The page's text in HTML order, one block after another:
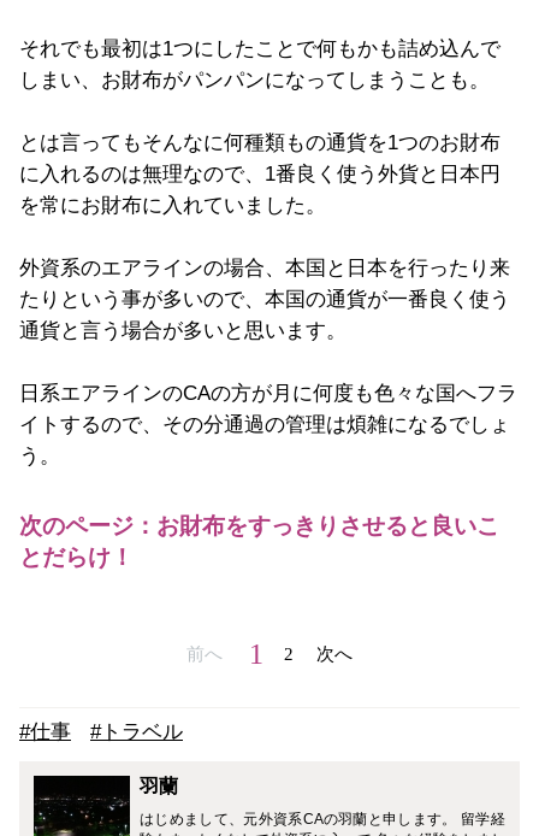
それでも最初は1つにしたことで何もかも詰め込んで
しまい、お財布がパンパンになってしまうことも。
とは言ってもそんなに何種類もの通貨を1つのお財布
に入れるのは無理なので、1番良く使う外貨と日本円
を常にお財布に入れていました。
外資系のエアラインの場合、本国と日本を行ったり来
たりという事が多いので、本国の通貨が一番良く使う
通貨と言う場合が多いと思います。
日系エアラインのCAの方が月に何度も色々な国へフラ
イトするので、その分通過の管理は煩雑になるでしょ
う。
次のページ：お財布をすっきりさせると良いこ
とだらけ！
前へ 1 2 次へ
#仕事 #トラベル
羽蘭
はじめまして、元外資系CAの羽蘭と申します。 留学経